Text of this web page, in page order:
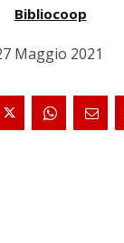
Bibliocoop
Maggio 2021